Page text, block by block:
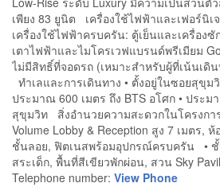
เพียง 83 ยูนิต เครื่องใช้ไฟฟ้าและเฟอร์นิเ
เครื่องใช้ไฟฟ้าครบครัน: ตู้เย็นและเครื่อง
เตาไฟฟ้าและไมโครเวฟแบรนด์พรีเมียม
ไม่มีสิทธิ์ที่จอดรถ (เหมาะสำหรับผู้ที่เน้นเดิ
ทำเลและการเดินทาง • ตั้งอยู่ในซอยสุขุม
ประมาณ 600 เมตร ถึง BTS อโศก • ประม
สุขุมวิท สิ่งอำนวยความสะดวกในโครงกา
Volume Lobby & Reception สูง 7 เมตร,
ชั้นลอย, ฟิตเนสพร้อมอุปกรณ์ครบครัน • ชั้
สระเด็ก, พื้นที่สีเขียวพักผ่อน, สวน Sky
Telephone number: View Phone